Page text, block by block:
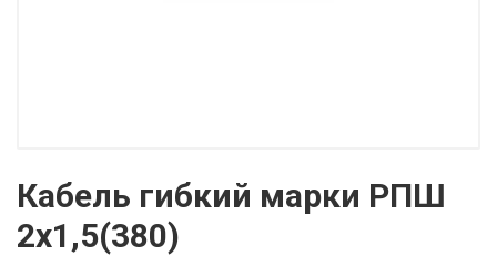
Кабель гибкий марки РПШ
2х1,5(380)